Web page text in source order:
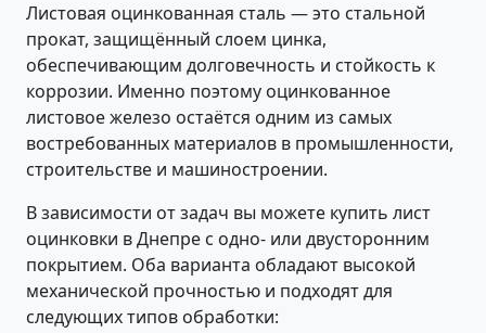
Листовая оцинкованная сталь — это стальной
прокат, защищённый слоем цинка,
обеспечивающим долговечность и стойкость к
коррозии. Именно поэтому оцинкованное
листовое железо остаётся одним из самых
востребованных материалов в промышленности,
строительстве и машиностроении.
В зависимости от задач вы можете купить лист
оцинковки в Днепре с одно- или двусторонним
покрытием. Оба варианта обладают высокой
механической прочностью и подходят для
следующих типов обработки: